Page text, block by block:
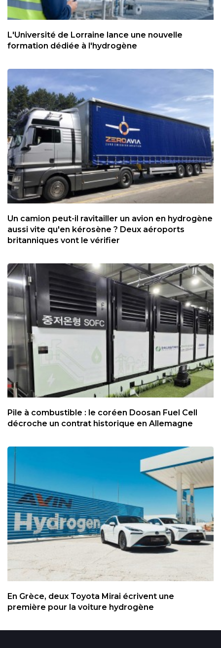
L'Université de Lorraine lance une nouvelle
formation dédiée à l'hydrogène
Un camion peut-il ravitailler un avion en hydrogène
aussi vite qu'en kérosène ? Deux aéroports
britanniques vont le vérifier
Pile à combustible : le coréen Doosan Fuel Cell
décroche un contrat historique en Allemagne
En Grèce, deux Toyota Mirai écrivent une
première pour la voiture hydrogène